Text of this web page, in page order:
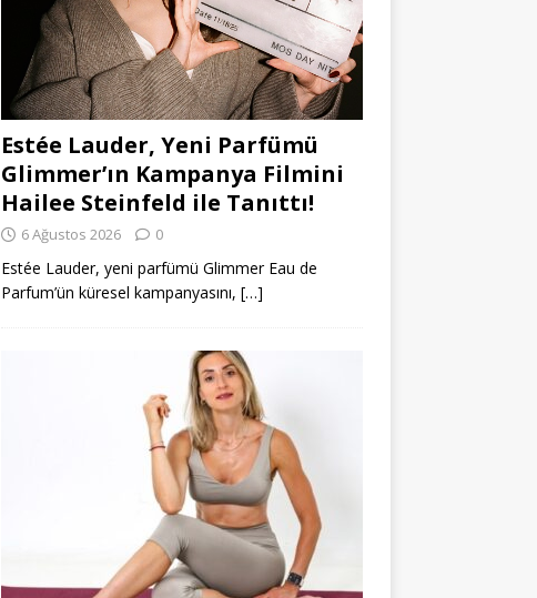
Estée Lauder, Yeni Parfümü
Glimmer’ın Kampanya Filmini
Hailee Steinfeld ile Tanıttı!
6 Ağustos 2026 0
Estée Lauder, yeni parfümü Glimmer Eau de
Parfum’ün küresel kampanyasını, […]